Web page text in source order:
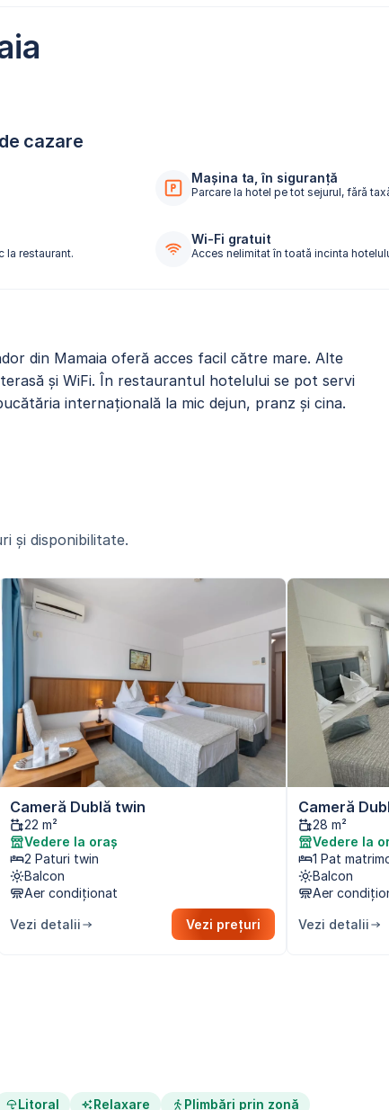
cazare
Mașina ta, în siguranță
Parcare la hotel pe tot sejurul, fără
la restaurant.
Wi-Fi gratuit
Acces nelimitat în toată incinta
din Mamaia oferă acces facil către mare. Alte
și WiFi. În restaurantul hotelului se pot servi
internaţională la mic dejun, pranz și cina.
și disponibilitate.
Cameră Dublă twin
22 m²
Vedere la oraș
2 Paturi twin
Balcon
Aer condiționat
Vezi detalii Vezi prețuri
Cameră
28 m²
Vedere la
1 Pat
Balcon
Aer
Vezi detalii
Litoral Relaxare Plimbări prin zonă